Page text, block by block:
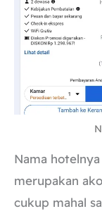
Nama
merupakan
cukup mahal